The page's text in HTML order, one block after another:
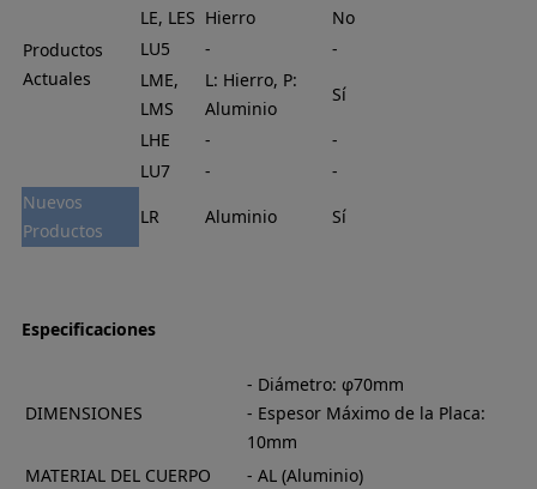
Productos
Actuales
LE, LES Hierro
No
LU5
-
-
LME,
LMS
L: Hierro, P:
Aluminio
Sí
LHE
-
-
LU7
-
-
Nuevos
Productos
LR Aluminio Sí
Especificaciones
DIMENSIONES
- Diámetro: φ70mm
- Espesor Máximo de la Placa:
10mm
MATERIAL DEL CUERPO
- AL (Aluminio)